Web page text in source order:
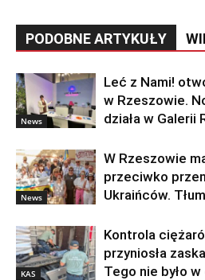
PODOBNE ARTYKUŁY
News
Leć z Nami!
w Rzeszowie.
działa w Galerii
News
W Rzeszowie
przeciwko
Ukraińców.
KAS
Kontrola
przyniosła
Tego nie było